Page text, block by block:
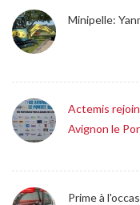
Minipelle:
Actemis
Avignon le
Prime à